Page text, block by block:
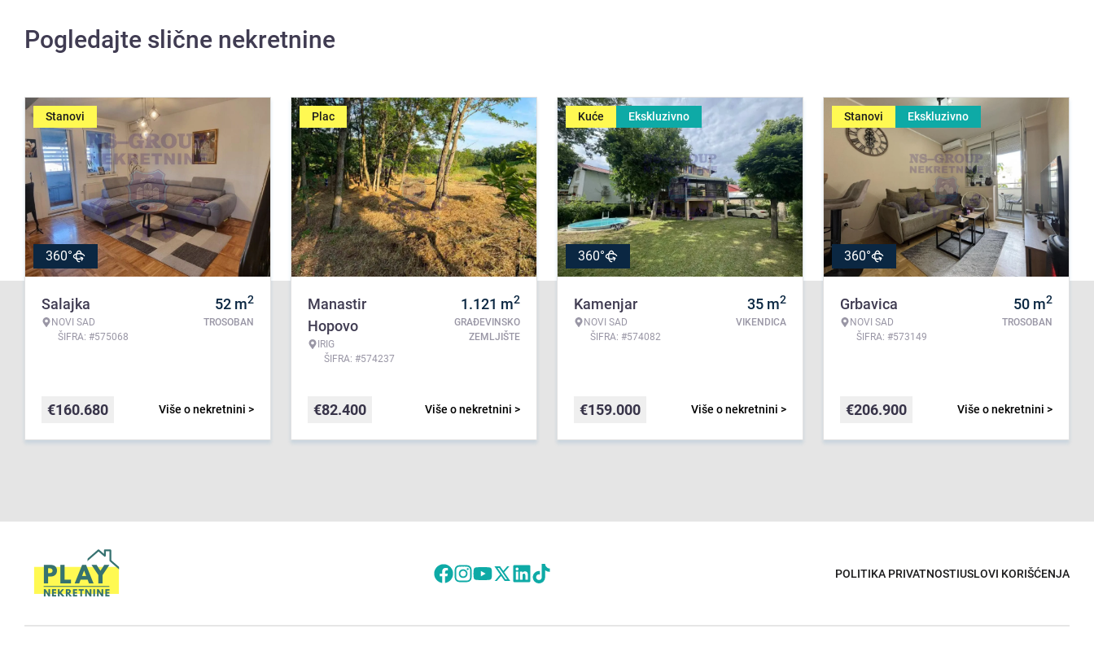
Pogledajte slične nekretnine
Stanovi
360°
Salajka
NOVI SAD
ŠIFRA: #575068
52 m2
TROSOBAN
Više o nekretnini >
€160.680
Plac
Manastir
Hopovo
IRIG
ŠIFRA: #574237
1.121 m2
GRAĐEVINSKO
ZEMLJIŠTE
Više o nekretnini >
€82.400
Kuće Ekskluzivno
360°
Kamenjar
NOVI SAD
ŠIFRA: #574082
35 m2
VIKENDICA
Više o nekretnini >
€159.000
Stanovi Ekskluzivno
360°
Grbavica
NOVI SAD
ŠIFRA: #573149
50 m2
TROSOBAN
Više o nekretnini >
€206.900
POLITIKA PRIVATNOSTIUSLOVI KORIŠĆENJA